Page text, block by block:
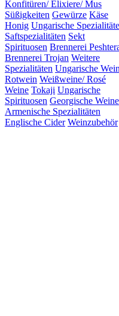
Konfitüren/ Elixiere/ Mus
Süßigkeiten Gewürze Käse
Honig Ungarische
Saftspezialitäten Sekt
Spirituosen Brennerei
Brennerei Trojan Weitere
Spezialitäten Ungarische
Rotwein Weißweine/ Rosé
Weine Tokaji Ungarische
Spirituosen Georgische Weine
Armenische Spezialitäten
Englische Cider Weinzubehör